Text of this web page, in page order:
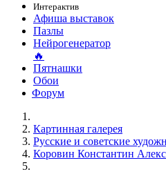
Интерактив
Афиша выставок
Пазлы
Нейрогенератор
🔥
Пятнашки
Обои
Форум
Картинная галерея
Русские и советские
Коровин Константин